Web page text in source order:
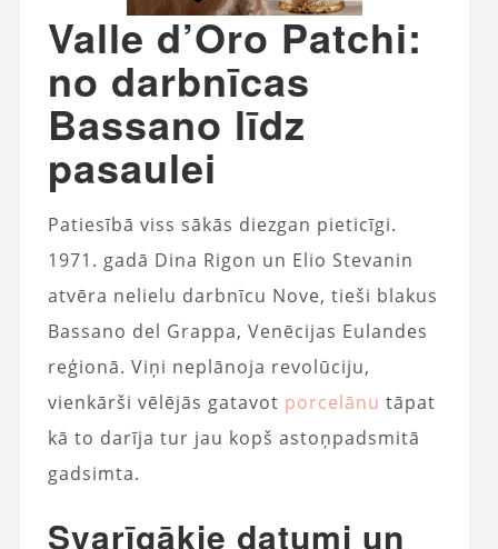
Valle d’Oro Patchi:
no darbnīcas
Bassano līdz
pasaulei
Patiesībā viss sākās diezgan pieticīgi.
1971. gadā Dina Rigon un Elio Stevanin
atvēra nelielu darbnīcu Nove, tieši blakus
Bassano del Grappa, Venēcijas Eulandes
reģionā. Viņi neplānoja revolūciju,
vienkārši vēlējās gatavot porcelānu tāpat
kā to darīja tur jau kopš astoņpadsmitā
gadsimta.
Svarīgākie datumi un